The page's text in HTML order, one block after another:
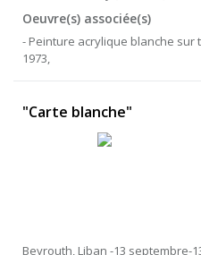
Oeuvre(s) associée(s)
- Peinture acrylique blanche sur
1973,
"Carte blanche"
Beyrouth, Liban -13 septembre-